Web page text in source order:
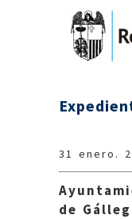
31 enero.
de